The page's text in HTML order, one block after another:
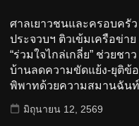
ศาลเยาวชนและครอบครัว
ประจวบฯ ติวเข้มเครือข่าย
“ร่วมใจไกล่เกลี่ย” ช่วยชาว
บ้านลดความขัดแย้ง-ยุติข้อ
พิพาทด้วยความสมานฉันท์
มิถุนายน 12, 2569